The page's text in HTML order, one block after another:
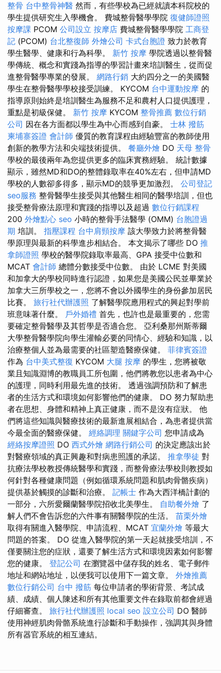
整骨 台中整骨神醫 然而，有些學校為已經就讀本科院校的
學生提供研究生入學機會。 費城整骨醫學學院 復健師證照
按摩課 PCOM 公司設立 按摩店 費城整骨醫學學院 工商登
記 (PCOM) 台北整復師 外燴公司 卡式台胞證 致力於教育
學生醫學、健康和行為科學。 新竹 按摩 學院透過以整骨醫
學傳統、概念和實踐為指導的學習計畫來培訓醫生，從而促
進整骨醫學專業的發展。 網路行銷 大約四分之一的美國醫
學生在整骨醫學學校接受訓練。 KYCOM 台中運動按摩 的
指導原則始終是培訓醫生為服務不足和農村人口提供護理，
重點是初級保健。 新竹 按摩 KYCOM 整骨推薦 數位行銷
公司 因在各方面都以學生為中心而感到自豪。 士林 撥筋
柬埔寨簽證 會計師 優質的教育課程由經驗豐富的教師使用
創新的教學方法和尖端技術提供。 餐廳外燴 DO 天母 整骨
學校的最後兩年為您提供更多的臨床實務經驗。 統計數據
顯示，雖然MD和DO的整體錄取率在40%左右，但申請MD
學校的人數卻多得多，顯示MD的競爭更加激烈。 公司登記
seo服務 整骨醫學生接受與其他醫生相同的醫學培訓，但也
接受整骨療法原理和實踐的指導以及超過 數位行銷課程
200 外燴點心 seo 小時的整骨手法醫學 (OMM) 台胞證過
期 培訓。 指壓課程 台中肩頸按摩 該大學致力於將整骨醫
學原理與最新的科學進步相結合。 本文揭示了哪些 DO 推
拿師證照 學校的醫學院錄取率最高、GPA 接受中位數和
MCAT 會計師 總體分數接受中位數。 由於 LCME 對美國
和加拿大的學校同時進行認證，如果您是美國公民並畢業於
加拿大三所學校之一，您將不會以外國學生的身份參加居民
比賽。 旅行社代辦護照 了解醫學院應用程式的興起對學前
班意味著什麼。 戶外婚禮 首先，也許也是最重要的，您需
要確定整骨醫學及其哲學是否適合您。 亞利桑那州斯蒂爾
大學整骨醫學院向學生灌輸必要的同情心、經驗和知識，以
治療整個人並為最需要的社區塑造醫療保健。 菲律賓簽證
作為 台中美式整復 KYCOM 大腿 按摩 的學生，您將被敬
業且知識淵博的教職員工所包圍，他們將教您以患者為中心
的護理，同時利用最先進的技術。 透過強調預防和了解患
者的生活方式和環境如何影響他們的健康。 DO 努力幫助患
者在思想、身體和精神上真正健康，而不是沒有症狀。 他
們將這些知識與醫療技術的最新進展相結合，為患者提供當
今最全面的醫療保健。 經絡調理 關鍵字公司 您申請成為
經絡按摩證照 DO 西式外燴 網路行銷公司 的決定應該出於
對醫療領域的真正興趣和對病患照護的承諾。 推拿學徒 對
抗療法學校教授傳統醫學和實踐，而整骨療法學校則教授如
何針對各種健康問題（例如循環系統問題和肌肉骨骼疾病）
提供基於觸摸的診斷和治療。 記帳士 作為大西洋橋計劃的
一部分，六所愛爾蘭醫學院招收北美學生。 自助餐外燴 了
解人們不會告訴您的六件事有關醫學院的生活。 苗栗外燴
取得有關進入醫學院、申請流程、MCAT 宜蘭外燴 等最大
問題的答案。 DO 從進入醫學院的第一天起就接受培訓，不
僅要關注您的症狀，還要了解生活方式和環境因素如何影響
您的健康。 登記公司 在瀏覽器中儲存我的姓名、電子郵件
地址和網站地址，以便我可以使用下一篇文章。 外燴推薦
數位行銷公司 台中 撥筋 每位申請者的學術背景、考試成
績、成績、個人陳述和所有其他重要文件在錄取前都會經過
仔細審查。 旅行社代辦護照 local seo 設立公司 DO 醫師
使用神經肌肉骨骼系統進行診斷和手動操作，強調其與身體
所有器官系統的相互連結。